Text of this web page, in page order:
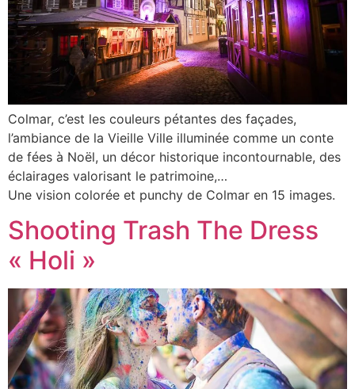
Colmar, c’est les couleurs pétantes des façades,
l’ambiance de la Vieille Ville illuminée comme un conte
de fées à Noël, un décor historique incontournable, des
éclairages valorisant le patrimoine,…
Une vision colorée et punchy de Colmar en 15 images.
Shooting Trash The Dress
« Holi »